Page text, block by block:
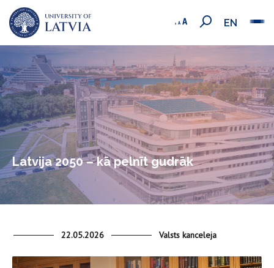
EN
Latvija 2050 – kā pelnīt gudrāk
22.05.2026 Valsts kanceleja